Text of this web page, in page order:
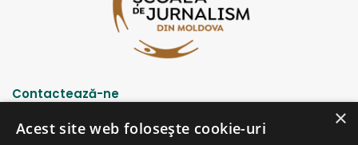
Contactează-ne
Strada Șciusev, 53
×
Acest site web folosește cookie-uri